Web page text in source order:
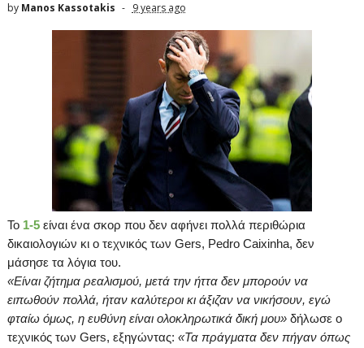
by Manos Kassotakis 9 years ago
To 1-5 είναι ένα σκορ που δεν αφήνει πολλά περιθώρια
δικαιολογιών κι ο τεχνικός των Gers, Pedro Caixinha, δεν
μάσησε τα λόγια του.
«Eίναι ζήτημα ρεαλισμού, μετά την ήττα δεν μπορούν να
ειπωθούν πολλά, ήταν καλύτεροι κι άξιζαν να νικήσουν, εγώ
φταίω όμως, η ευθύνη είναι ολοκληρωτικά δική μου»δήλωσε ο
τεχνικός των Gers, εξηγώντας: «Τα πράγματα δεν πήγαν όπως